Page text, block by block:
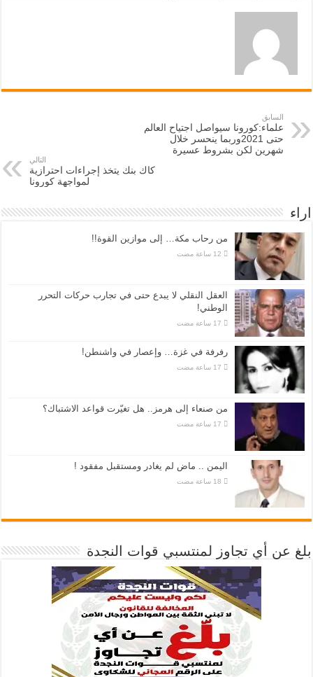
السابق
علماء:كورونا سيواصل اجتياح العالم
حتى 2021وربما ينحسر خلال
شهرين لكن بشروط عسيرة
التالي
كاك بنك يتخذ إجراءات احترازية
لمواجهة كورونا
اراء
من رحاب مكة… إلى موازين القوة!!
العقل النقلي لا يبدع حتى في تجارب حركات التحرر
الوطني!
رفرفة في غزة… وإعصار في واشنطن!
من صنعاء إلى هرمز.. هل تغيّرت قواعد الاشتباك؟
اليمن .. ماض لم يغادر ومستقبل مفقود !
بلغ عن أي تجاوز لمنتسبي قوات النجدة